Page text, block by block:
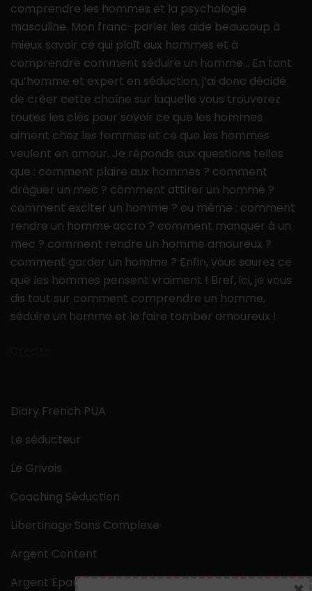
comprendre les hommes et la psychologie
masculine. Mon franc-parler les aide beaucoup à
mieux savoir ce qui plaît aux hommes et à
comprendre comment séduire un homme… En tant
qu’homme et expert en séduction, j’ai donc décidé
de créer cette chaîne sur laquelle vous trouverez
toutes les clés pour savoir ce que les hommes
aiment chez les femmes et ce que les hommes
veulent en amour. Je réponds aux questions telles
que : comment plaire aux hommes ? comment
draguer un mec ? comment attirer un homme ?
comment exciter un homme ? ou même : comment
rendre un homme accro ? comment manquer à un
mec ? comment rendre un homme amoureux ?
comment garder un homme ? Enfin, vous saurez ce
que les hommes pensent vraiment ! Bref, ici, je vous
dis tout sur comment comprendre un homme,
séduire un homme et le faire tomber amoureux !
Diary French PUA
Le séducteur
Le Grivois
Coaching Séduction
Libertinage Sans Complexe
Argent Content
Argent Epargne